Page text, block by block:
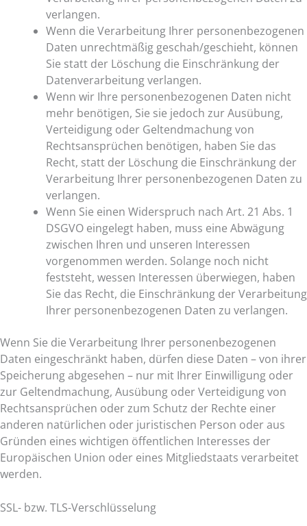
verlangen.
Wenn die Verarbeitung Ihrer personenbezogenen
Daten unrechtmäßig geschah/geschieht, können
Sie statt der Löschung die Einschränkung der
Datenverarbeitung verlangen.
Wenn wir Ihre personenbezogenen Daten nicht
mehr benötigen, Sie sie jedoch zur Ausübung,
Verteidigung oder Geltendmachung von
Rechtsansprüchen benötigen, haben Sie das
Recht, statt der Löschung die Einschränkung der
Verarbeitung Ihrer personenbezogenen Daten zu
verlangen.
Wenn Sie einen Widerspruch nach Art. 21 Abs. 1
DSGVO eingelegt haben, muss eine Abwägung
zwischen Ihren und unseren Interessen
vorgenommen werden. Solange noch nicht
feststeht, wessen Interessen überwiegen, haben
Sie das Recht, die Einschränkung der Verarbeitung
Ihrer personenbezogenen Daten zu verlangen.
Wenn Sie die Verarbeitung Ihrer personenbezogenen
Daten eingeschränkt haben, dürfen diese Daten – von ihrer
Speicherung abgesehen – nur mit Ihrer Einwilligung oder
zur Geltendmachung, Ausübung oder Verteidigung von
Rechtsansprüchen oder zum Schutz der Rechte einer
anderen natürlichen oder juristischen Person oder aus
Gründen eines wichtigen öffentlichen Interesses der
Europäischen Union oder eines Mitgliedstaats verarbeitet
werden.
SSL- bzw. TLS-Verschlüsselung